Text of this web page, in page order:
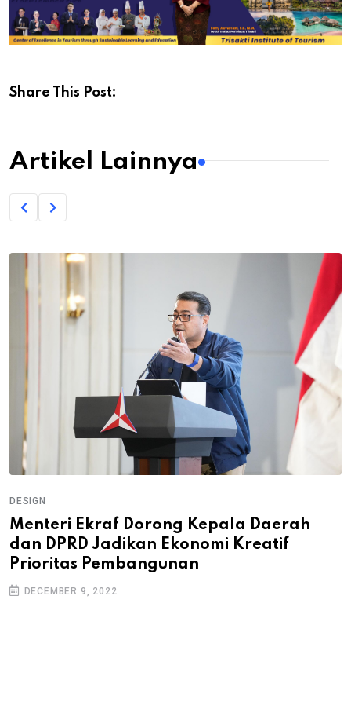
Share This Post:
Artikel Lainnya
DESIGN
Menteri Ekraf Dorong Kepala Daerah
dan DPRD Jadikan Ekonomi Kreatif
Prioritas Pembangunan
DECEMBER 9, 2022